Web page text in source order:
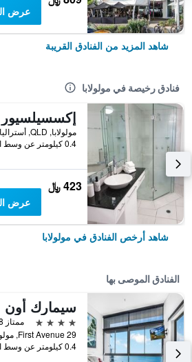
عرض
شاهد المزيد من الفنادق القريبة
فنادق رخيصة في مولولابا
إكسسيلسيور
مولولابا, QLD, أستراليا
0.4 كيلومتر عن وسط المدينة
423 ﷼
عرض
شاهد أرخص الفنادق في مولولابا
الفنادق الموصى بها
4 نجوم
ممتاز 8.8
0.4 كيلومتر عن وسط المدينة